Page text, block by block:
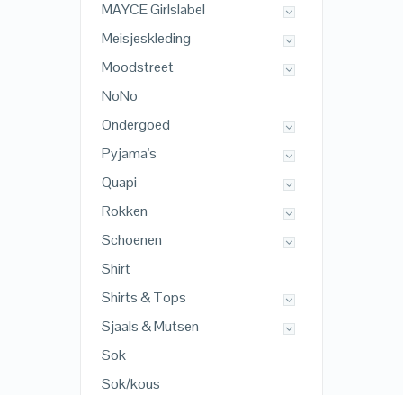
MAYCE Girlslabel
Meisjeskleding
Moodstreet
NoNo
Ondergoed
Pyjama's
Quapi
Rokken
Schoenen
Shirt
Shirts & Tops
Sjaals & Mutsen
Sok
Sok/kous